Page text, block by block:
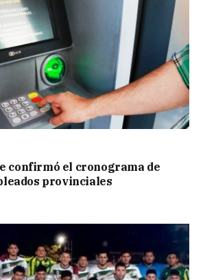
confirmó el cronograma de
provinciales